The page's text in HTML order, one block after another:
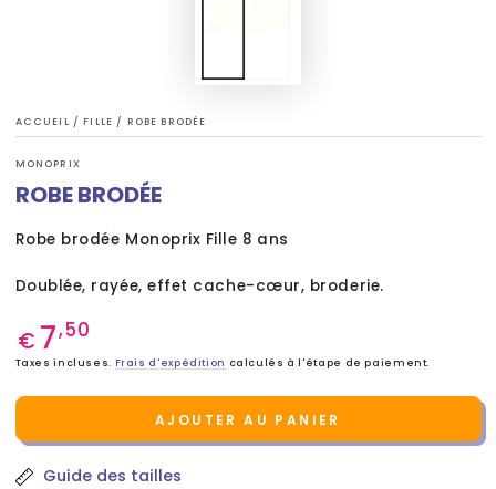
ACCUEIL / FILLE / ROBE BRODÉE
MONOPRIX
ROBE BRODÉE
Robe brodée Monoprix Fille 8 ans
Doublée, rayée, effet cache-cœur, broderie.
Prix
normal
€ 7,50
Taxes incluses. Frais d'expédition calculés à l'étape de paiement.
AJOUTER AU PANIER
Guide des tailles